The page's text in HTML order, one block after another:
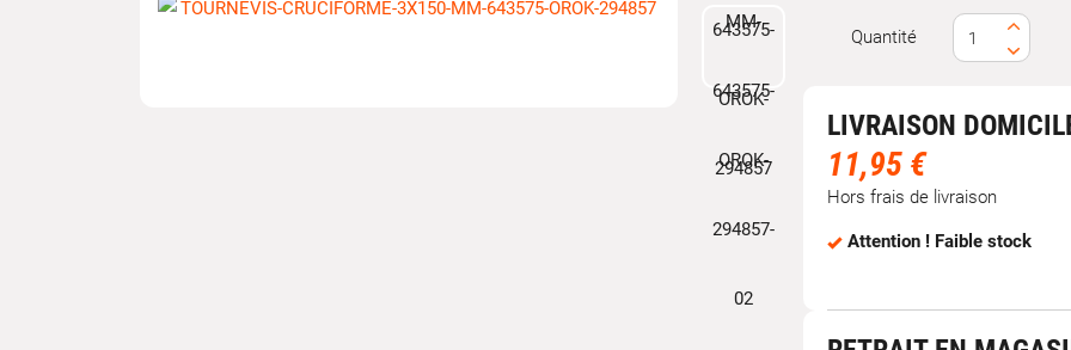
Quantité
LIVRAISON
11,95 €
Hors frais de livraison
Attention ! Faible stock